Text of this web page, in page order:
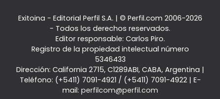
Exitoina - Editorial Perfil S.A. | © Perfil.com 2006-2026
- Todos los derechos reservados.
Editor responsable: Carlos Piro.
Registro de la propiedad intelectual número
5346433
Dirección: California 2715, C1289ABI, CABA, Argentina |
Teléfono: (+5411) 7091-4921 / (+5411) 7091-4922| E-
mail: perfilcom@perfil.com